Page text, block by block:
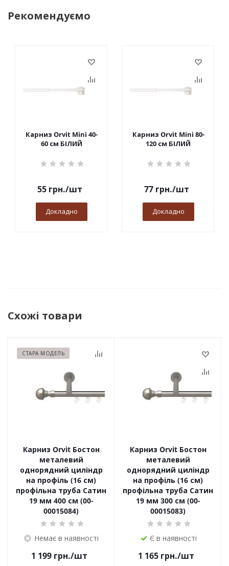
Рекомендуємо
Карниз Orvit Mini 40-
60 см БІЛИЙ
55грн./шт
Докладно
Карниз Orvit Mini 80-
120 см БІЛИЙ
77грн./шт
Докладно
Схожі товари
СТАРА МОДЕЛЬ
Карниз Orvit Бостон
металевий
однорядний циліндр
на профіль (16 см)
профільна труба Сатин
19 мм 400 см (00-
00015084)
Немає в наявності
1 199 грн./шт
Карниз Orvit Бостон
металевий
однорядний циліндр
на профіль (16 см)
профільна труба Сатин
19 мм 300 см (00-
00015083)
Є в наявності
1 165 грн./шт